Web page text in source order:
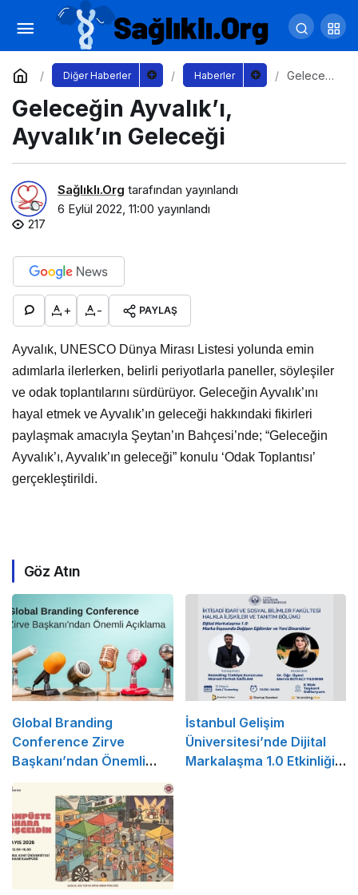
Diğer Haberler Haberler
Geleceği
Geleceğin Ayvalık’ı,
Ayvalık’ın Geleceği
Sağlıklı.Org tarafından yayınlandı
6 Eylül 2022, 11:00 yayınlandı
217
+ - PAYLAŞ
Ayvalık, UNESCO Dünya Mirası Listesi yolunda emin
adımlarla ilerlerken, belirli periyotlarla paneller, söyleşiler
ve odak toplantılarını sürdürüyor. Geleceğin Ayvalık’ını
hayal etmek ve Ayvalık’ın geleceği hakkındaki fikirleri
paylaşmak amacıyla Şeytan’ın Bahçesi’nde; “Geleceğin
Ayvalık’ı, Ayvalık’ın geleceği” konulu ‘Odak Toplantısı’
gerçekleştirildi.
Göz Atın
Global Branding
Conference Zirve
Başkanı’ndan Önemli
Açıklama
İstanbul Gelişim
Üniversitesi’nde Dijital
Markalaşma 1.0 Etkinliği
Milletimize Hizmet Yolunda Asla
Durmayacağız
Yorum Yap Paylaş